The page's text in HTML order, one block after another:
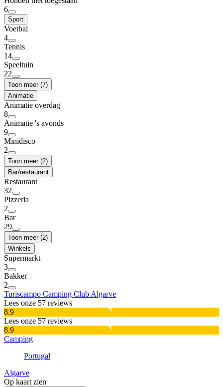
6
Sport
Voetbal
4
Tennis
14
Speeltuin
22
Toon meer (7)
Animatie
Animatie overdag
8
Animatie 's avonds
9
Minidisco
2
Toon meer (2)
Bar/restaurant
Restaurant
32
Pizzeria
2
Bar
29
Toon meer (2)
Winkels
Supermarkt
3
Bakker
2
Turiscampo Camping Club Algarve
Lees onze 57 reviews
8.9
Lees onze 57 reviews
8.9
Camping
Portugal
Algarve
Op kaart zien